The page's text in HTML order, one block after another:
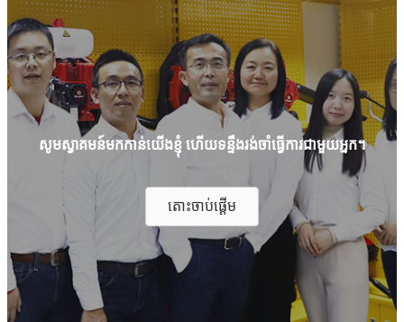
សូមស្វាគមន៍មកកាន់យើងខ្ញុំ ហើយទន្ទឹងរង់ចាំធ្វើការជាមួយអ្នក។
តោះ​ចាប់​ផ្ដើម